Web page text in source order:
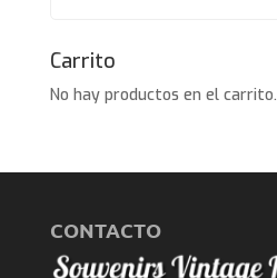
Carrito
No hay productos en el carrito.
CONTACTO